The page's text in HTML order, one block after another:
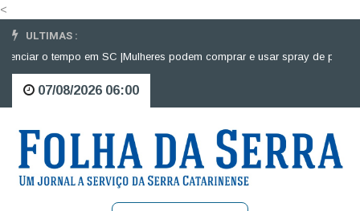
<
ULTIMAS :
o tempo em SC | Mulheres podem comprar e usar spray de pimenta
07/08/2026 06:00